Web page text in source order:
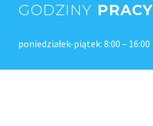
GODZINY PRACY
poniedziałek-piątek: 8:00 – 16:00